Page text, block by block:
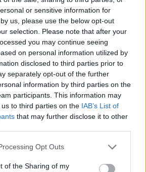
or sensitive information for
us, please use the below opt-out
selection. Please note that after your
you may continue seeing
on personal information utilized by
disclosed to third parties prior to
separately opt-out of the further
information by third parties on the
participants. This information may
to third parties on the IAB’s List of
that may further disclose it to other
website/app uses one or more Google
or usage behaviour. You may click to
Opt Outs
of the Sharing of my
της χαμηλής εμβολιαστικής
Κάθε κρούσμα κοστίζει πάνω από
Αιθιοπία έγινε viral με τη φυσική
την εντυπωσιακή μεταμόρφωσή της
διακοπές στην Εύβοια: Κανένα
γράφει
έκαναν τον γύρο του κόσμου: